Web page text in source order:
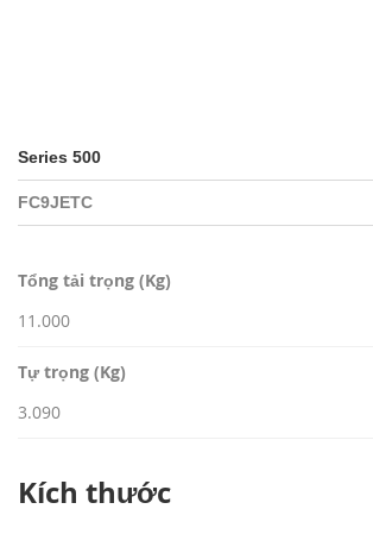
Tổng tải trọng (Kg)
11.000
Tự trọng (Kg)
3.090
Kích thước